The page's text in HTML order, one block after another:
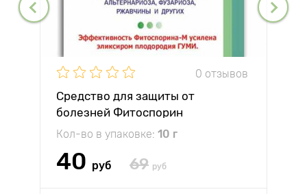
0 отзывов
Средство для защиты от
болезней Фитоспорин
Кол-во в упаковке: 10 г
40 руб 69 руб